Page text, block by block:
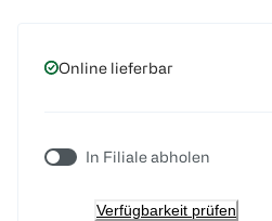
Online lieferbar
In Filiale abholen
Verfügbarkeit prüfen